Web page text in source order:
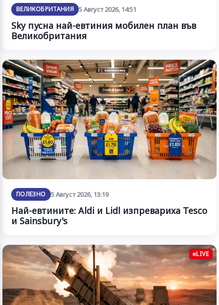
ВЕЛИКОБРИТАНИЯ 5 Август 2026, 14:51
Sky пусна най-евтиния мобилен план във
Великобритания
ПОЛЕЗНО 5 Август 2026, 13:19
Най-евтините: Aldi и Lidl изпревариха Tesco
и Sainsbury's
LIVE